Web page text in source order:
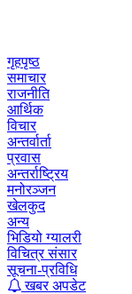
गृहपृष्ठ
समाचार
राजनीति
आर्थिक
विचार
अन्तर्वार्ता
प्रवास
अन्तर्राष्ट्रिय
मनोरञ्जन
खेलकुद
अन्य
भिडियो ग्यालरी
विचित्र संसार
सूचना-प्रविधि
खबर अपडेट